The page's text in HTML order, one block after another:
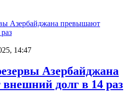
14:47
Азербайджана
долг в 14 раз